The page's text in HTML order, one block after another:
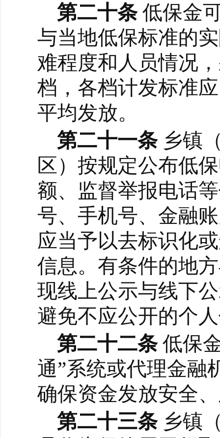
第二十条 低保金
与当地低保标准的
难程度和人员情况
档，各档计发标准
平均发放。
第二十一条 乡镇
区）按规定公布低
额、监督举报电话
号、手机号、金融
应当予以去标识化
信息。 有条件的地
现线上公示与线下
避免不应公开的个
第二十二条 低保
通”系统或代理金融
确保资金发放安全
第二十三条 乡镇